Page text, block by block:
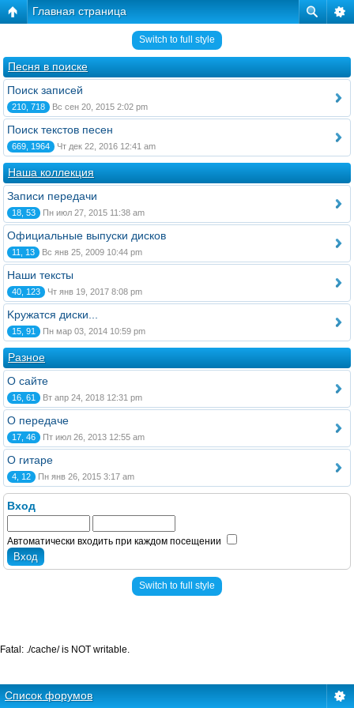
Главная страница
Switch to full style
Песня в поиске
Поиск записей
210, 718 Вс сен 20, 2015 2:02 pm
Поиск текстов песен
669, 1964 Чт дек 22, 2016 12:41 am
Наша коллекция
Записи передачи
18, 53 Пн июл 27, 2015 11:38 am
Официальные выпуски дисков
11, 13 Вс янв 25, 2009 10:44 pm
Наши тексты
40, 123 Чт янв 19, 2017 8:08 pm
Kружатся диски...
15, 91 Пн мар 03, 2014 10:59 pm
Разное
О сайте
16, 61 Вт апр 24, 2018 12:31 pm
О передаче
17, 46 Пт июл 26, 2013 12:55 am
О гитаре
4, 12 Пн янв 26, 2015 3:17 am
Вход
Автоматически входить при каждом посещении
Switch to full style
Список форумов
Fatal: ./cache/ is NOT writable.